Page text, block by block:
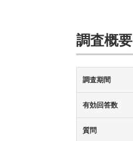
調査概要
調査期間
有効回答数
質問